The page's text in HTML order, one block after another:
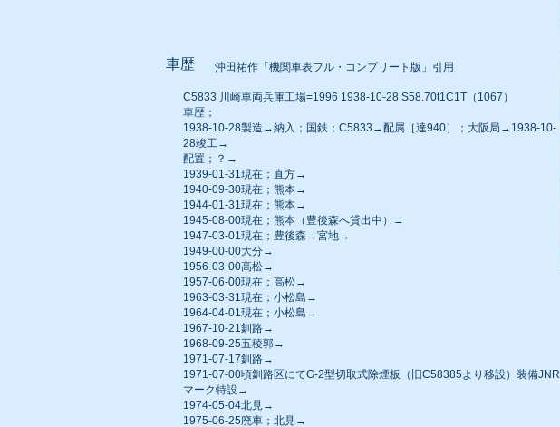
車歴 沖田祐作「機関車表フル・コンプリート版」引用
C5833 川崎車両兵庫工場=1996 1938-10-28 S58.70t1C1T（1067）
車歴；
1938-10-28製造→納入；国鉄；C5833→配属［達940］；大阪局→ 1938-10-
28竣工→
配置；？→
1939-01-31現在；直方→
1940-09-30現在；熊本→
1944-01-31現在；熊本→
1945-08-00現在；熊本（豊後森へ貸出中）→
1947-03-01現在；豊後森→宮地→
1949-00-00大分→
1956-03-00高松→
1957-06-00現在；高松→
1963-03-31現在；小松島→
1964-04-01現在；小松島→
1967-10-21釧路→
1968-09-25五稜郭→
1971-07-17釧路→
1971-07-00頃釧路区にてG-2型切取式除煙板（旧C58385より移設）装備JNR
マーク特設→
1974-05-04北見→
1975-06-25廃車；北見→